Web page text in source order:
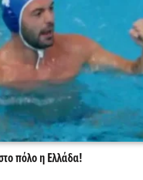
πόλο η Ελλάδα!